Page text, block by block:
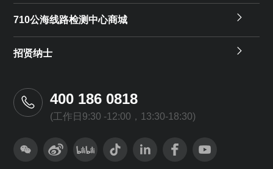
710公海线路检测中心商城
招贤纳士
400 186 0818
(工作日9:30 -12:00，13:30-18:30)